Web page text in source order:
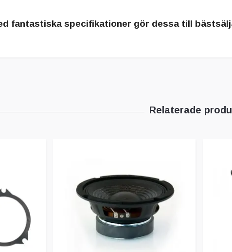
fantastiska specifikationer gör dessa till